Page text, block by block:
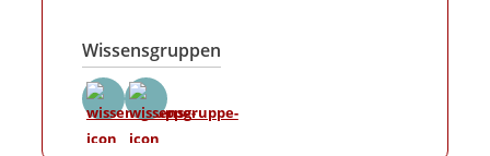
Wissensgruppen